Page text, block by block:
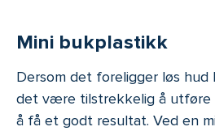
Mini bukplastikk
Dersom det foreligger løs hud
det være tilstrekkelig å utføre
å få et godt resultat. Ved en